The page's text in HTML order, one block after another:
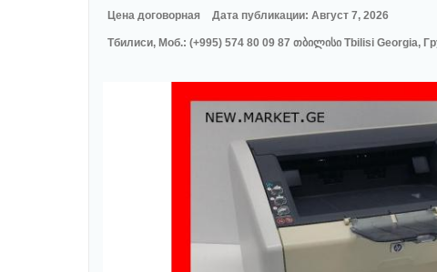
Цена договорная Дата публикации: Август 7, 2026
Тбилиси, Моб.: (+995) 574 80 09 87 თბილისი Tbilisi Georgia,